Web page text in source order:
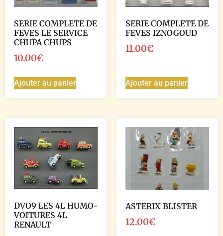
SERIE COMPLETE DE
FEVES LE SERVICE
CHUPA CHUPS
10.00€
Ajouter au panier
SERIE COMPLETE DE
FEVES IZNOGOUD
11.00€
Ajouter au panier
DVO9 LES 4L HUMO-
VOITURES 4L
RENAULT
ASTERIX BLISTER
12.00€